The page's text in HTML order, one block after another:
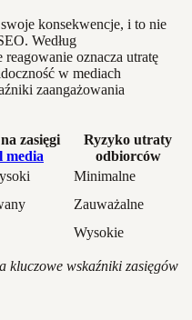
konsekwencje, i to nie
Według
reagowanie oznacza utratę
w mediach
zaangażowania
zasięgi
media
Ryzyko utraty
odbiorców
Minimalne
Zauważalne
Wysokie
kluczowe wskaźniki zasięgów